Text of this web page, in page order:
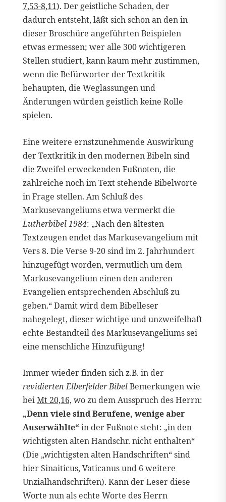
7,53-8,11). Der geistliche Schaden, der
dadurch entsteht, läßt sich schon an den in
dieser Broschüre angeführten Beispielen
etwas ermessen; wer alle 300 wichtigeren
Stellen studiert, kann kaum mehr zustimmen,
wenn die Befürworter der Textkritik
behaupten, die Weglassungen und
Änderungen würden geistlich keine Rolle
spielen.
Eine weitere ernstzunehmende Auswirkung
der Textkritik in den modernen Bibeln sind
die Zweifel erweckenden Fußnoten, die
zahlreiche noch im Text stehende Bibelworte
in Frage stellen. Am Schluß des
Markusevangeliums etwa vermerkt die
Lutherbibel 1984: „Nach den ältesten
Textzeugen endet das Markusevangelium mit
Vers 8. Die Verse 9-20 sind im 2. Jahrhundert
hinzugefügt worden, vermutlich um dem
Markusevangelium einen den anderen
Evangelien entsprechenden Abschluß zu
geben.“ Damit wird dem Bibelleser
nahegelegt, dieser wichtige und unzweifelhaft
echte Bestandteil des Markusevangeliums sei
eine menschliche Hinzufügung!
Immer wieder finden sich z.B. in der
revidierten Elberfelder BibelBemerkungen wie
beiMt 20,16, wo zu dem Ausspruch des Herrn:
„Denn viele sind Berufene, wenige aber
Auserwählte“ in der Fußnote steht: „in den
wichtigsten alten Handschr. nicht enthalten“
(Die „wichtigsten alten Handschriften“ sind
hier Sinaiticus, Vaticanus und 6 weitere
Unzialhandschriften). Kann der Leser diese
Worte nun als echte Worte des Herrn